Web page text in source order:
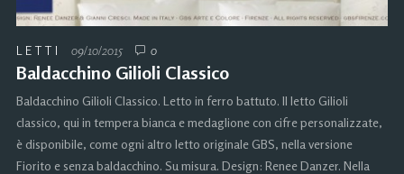
LETTI 09/10/2015 0
Baldacchino Gilioli Classico
Baldacchino Gilioli Classico. Letto in ferro battuto. Il letto Gilioli
classico, qui in tempera bianca e medaglione con cifre personalizzate,
è disponibile, come ogni altro letto originale GBS, nella versione
Fiorito e senza baldacchino. Su misura. Design: Renee Danzer. Nella